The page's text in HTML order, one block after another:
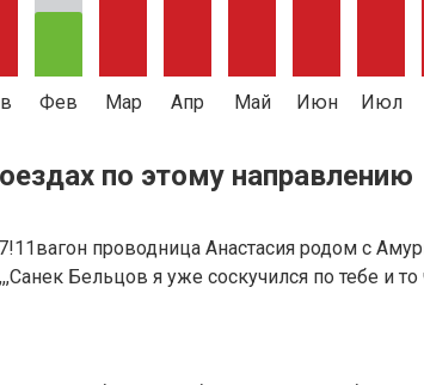
Фев Мар Апр Май Июн Июл
по этому направлению
проводница Анастасия родом с
Бельцов я уже соскучился по тебе и